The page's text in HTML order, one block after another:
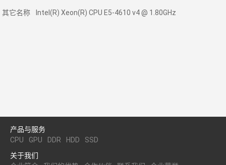
其它名称 Intel(R) Xeon(R) CPU E5-4610 v4 @ 1.80GHz
产品与服务
CPU
GPU DDR HDD
SSD
关于我们